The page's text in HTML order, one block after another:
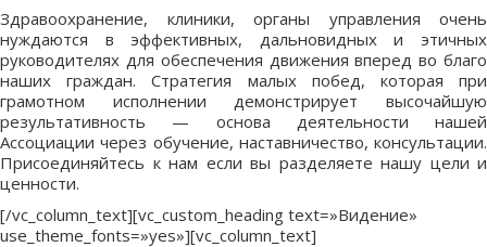
Здравоохранение, клиники, органы управления очень
нуждаются в эффективных, дальновидных и этичных
руководителях для обеспечения движения вперед во благо
наших граждан. Стратегия малых побед, которая при
грамотном исполнении демонстрирует высочайшую
результативность — основа деятельности нашей
Ассоциации через обучение, наставничество, консультации.
Присоединяйтесь к нам если вы разделяете нашу цели и
ценности.
[/vc_column_text][vc_custom_heading text=»Видение»
use_theme_fonts=»yes»][vc_column_text]